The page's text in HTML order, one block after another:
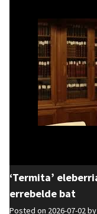
‘Termita’
errebelde bat
Posted on 2026-07-02 by